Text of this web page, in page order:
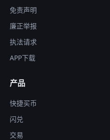
免责声明
廉正举报
执法请求
APP下载
产品
快捷买币
闪兑
交易